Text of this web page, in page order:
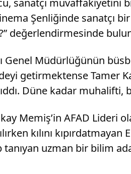
Şenliğinde sanatçı
değerlendirmesinde
Genel Müdürlüğünün
getirmektense Tamer
Düne kadar
Memiş’in AFAD Lideri
kılını
tanıyan uzman bir bilim